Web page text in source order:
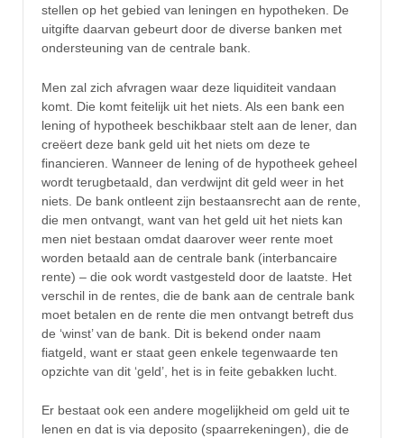
stellen op het gebied van leningen en hypotheken. De
uitgifte daarvan gebeurt door de diverse banken met
ondersteuning van de centrale bank.
Men zal zich afvragen waar deze liquiditeit vandaan
komt. Die komt feitelijk uit het niets. Als een bank een
lening of hypotheek beschikbaar stelt aan de lener, dan
creëert deze bank geld uit het niets om deze te
financieren. Wanneer de lening of de hypotheek geheel
wordt terugbetaald, dan verdwijnt dit geld weer in het
niets. De bank ontleent zijn bestaansrecht aan de rente,
die men ontvangt, want van het geld uit het niets kan
men niet bestaan omdat daarover weer rente moet
worden betaald aan de centrale bank (interbancaire
rente) – die ook wordt vastgesteld door de laatste. Het
verschil in de rentes, die de bank aan de centrale bank
moet betalen en de rente die men ontvangt betreft dus
de ‘winst’ van de bank. Dit is bekend onder naam
fiatgeld, want er staat geen enkele tegenwaarde ten
opzichte van dit ‘geld’, het is in feite gebakken lucht.
Er bestaat ook een andere mogelijkheid om geld uit te
lenen en dat is via deposito (spaarrekeningen), die de